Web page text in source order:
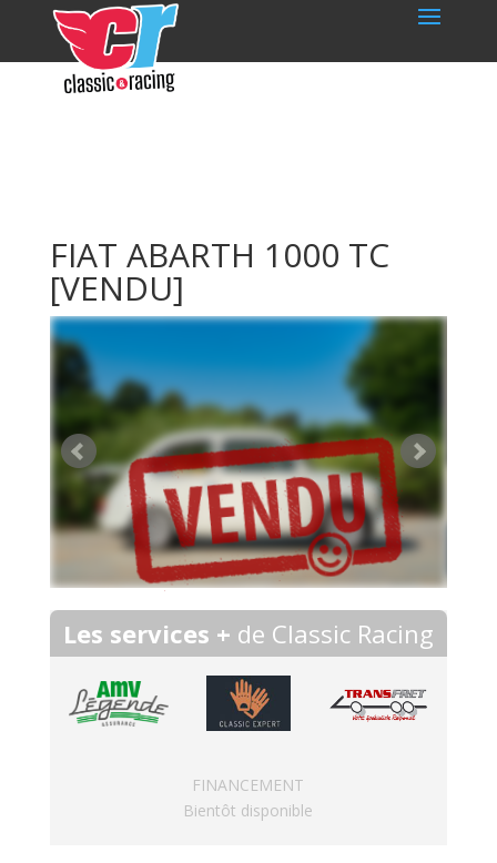
FIAT ABARTH 1000 TC
[VENDU]
Les services + de Classic Racing
FINANCEMENT
Bientôt disponible